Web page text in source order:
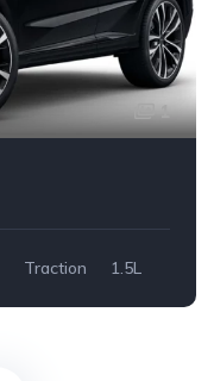
1
Traction 1.5L